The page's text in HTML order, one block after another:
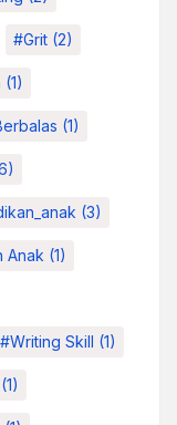
#grit (2)
(1)
(1)
(3)
Anak (1)
#Writing Skill (1)
(1)